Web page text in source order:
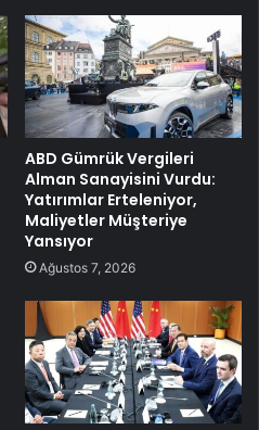
ABD Gümrük Vergileri
Alman Sanayisini Vurdu:
Yatırımlar Erteleniyor,
Maliyetler Müşteriye
Yansıyor
Ağustos 7, 2026